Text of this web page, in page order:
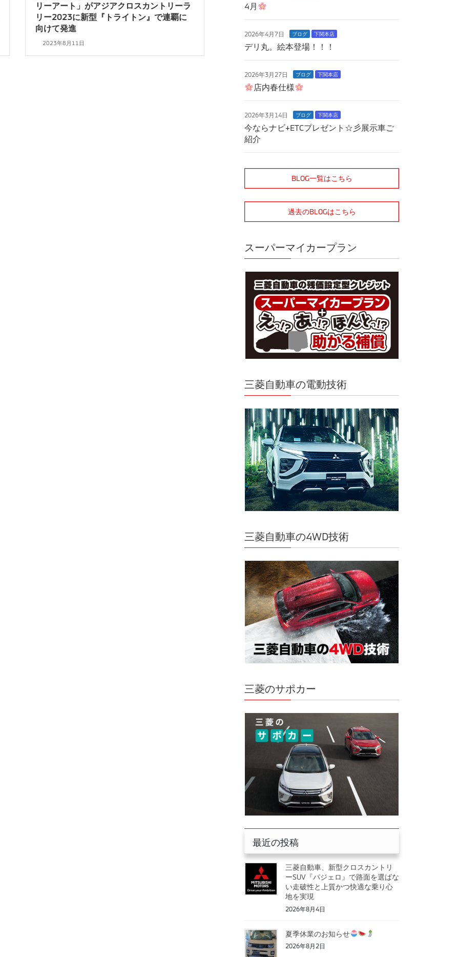
リーアート」がアジアクロスカントリーラ
リー2023に新型『トライトン』で連覇に
向けて発進
2023年8月11日
4月
2026年4月7日 ブログ 下関本店
デリ丸。絵本登場！！！
2026年3月27日 ブログ 下関本店
店内春仕様
2026年3月14日 ブログ 下関本店
今ならナビ+ETCプレゼント☆彡展示車ご
紹介
BLOG一覧はこちら
過去のBLOGはこちら
スーパーマイカープラン
三菱自動車の電動技術
三菱自動車の4WD技術
三菱のサポカー
最近の投稿
三菱自動車、新型クロスカントリ
ーSUV『パジェロ』で路面を選ばな
い走破性と上質かつ快適な乗り心
地を実現
2026年8月4日
夏季休業のお知らせ
2026年8月2日